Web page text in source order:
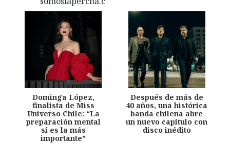
Dominga López,
finalista de Miss
Universo Chile: “La
preparación mental
sí es la más
importante”
Después de más de
40 años, una histórica
banda chilena abre
un nuevo capítulo con
disco inédito